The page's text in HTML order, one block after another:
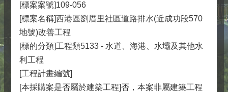
[標案案號]109-056
[標案名稱]西港區劉厝里社區道路排水(近成功段570
地號)改善工程
[標的分類]工程類5133 - 水道、海港、水壩及其他水
利工程
[工程計畫編號]
[本採購案是否屬於建築工程]否，本案非屬建築工程